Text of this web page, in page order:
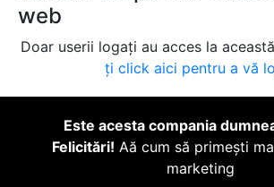
web
Doar userii logați au acces la
ți click aici pentru a vă
Este acesta compania
Felicitări! Aă cum să primești
marketing